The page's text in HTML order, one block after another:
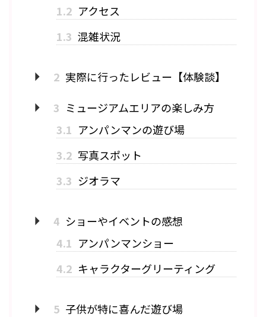
1.2 アクセス
1.3 混雑状況
2 実際に行ったレビュー【体験談】
3 ミュージアムエリアの楽しみ方
3.1 アンパンマンの遊び場
3.2 写真スポット
3.3 ジオラマ
4 ショーやイベントの感想
4.1 アンパンマンショー
4.2 キャラクターグリーティング
5 子供が特に喜んだ遊び場